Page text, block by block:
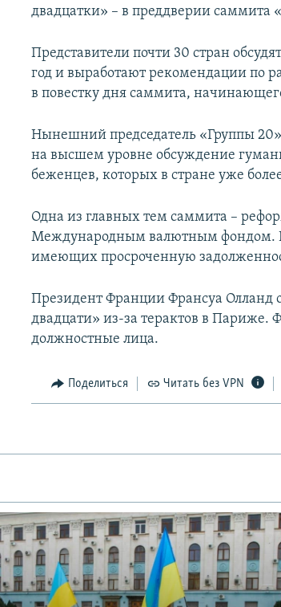
двадцатки» – в преддверии саммита
Представители почти 30 стран
год и выработают рекомендации по
в повестку дня саммита,
Нынешний председатель «Группы
на высшем уровне обсуждение
беженцев, которых в стране уже
Одна из главных тем саммита –
Международным валютным фондом. В
имеющих просроченную
Президент Франции Франсуа Олланд
двадцати» из-за терактов в Париже.
должностные лица.
Поделиться Читать без VPN